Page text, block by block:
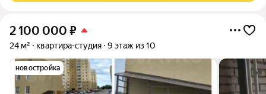
2 100 000 ₽
24 м² квартира-студия 9 этаж из 10
новостройка